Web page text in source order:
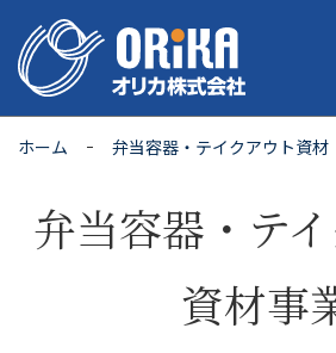
ホーム 弁当容器・テイクアウト資材
弁当容器・テ
資材事